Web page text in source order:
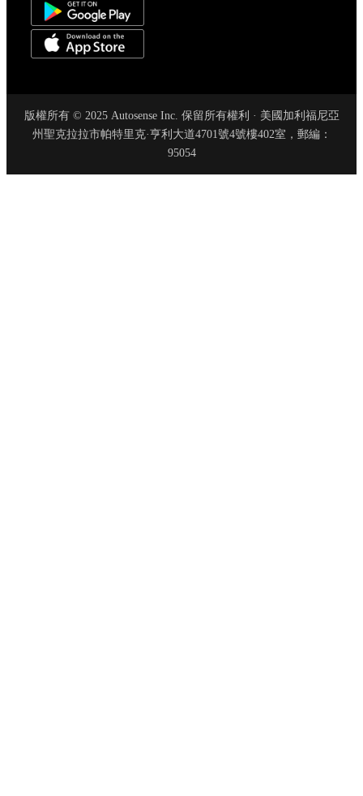
版權所有 © 2025 Autosense Inc. 保留所有權利 · 美國加利福尼亞
州聖克拉拉市帕特里克·亨利大道4701號4號樓402室，郵編：
95054